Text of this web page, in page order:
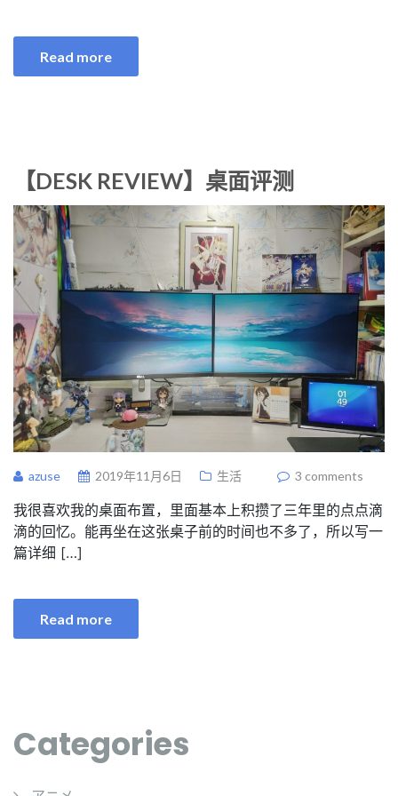
Read more
【DESK REVIEW】桌面评测
azuse 2019年11月6日 生活 3 comments
我很喜欢我的桌面布置，里面基本上积攒了三年里的点点滴
滴的回忆。能再坐在这张桌子前的时间也不多了，所以写一
篇详细 […]
Read more
Categories